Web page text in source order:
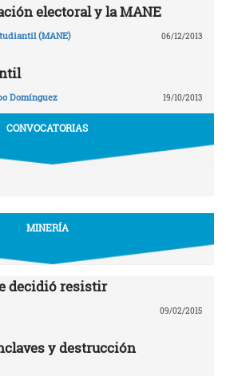
electoral y la MANE
(MANE) 06/12/2013
Domínguez 19/10/2013
CONVOCATORIAS
MINERÍA
decidió resistir
09/02/2015
y destrucción